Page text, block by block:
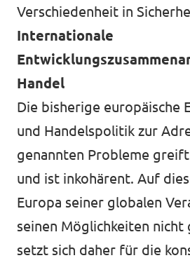
Verschiedenheit in
Internationale
Handel
Die bisherige europäische
und Handelspolitik zur
genannten Probleme
und ist inkohärent. Auf
Europa seiner globalen
seinen Möglichkeiten nicht
setzt sich daher für die